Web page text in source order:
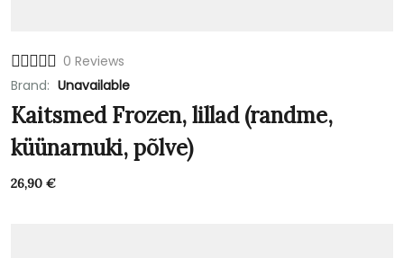
0 Reviews
Brand: Unavailable
Kaitsmed Frozen, lillad (randme,
küünarnuki, põlve)
26,90 €